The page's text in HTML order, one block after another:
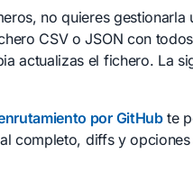
no quieres gestionarla
CSV o JSON con
actualizas el fichero. La
por GitHubte
completo, diffs y